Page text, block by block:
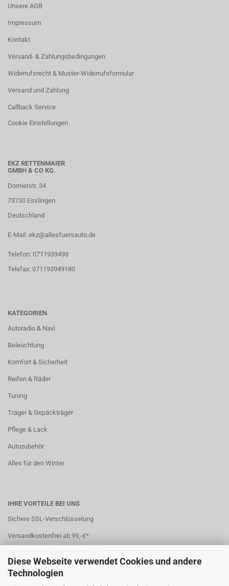
Diese Webseite verwendet Cookies und andere
Technologien
Unsere AGB
Impressum
Kontakt
Versand- & Zahlungsbedingungen
Widerrufsrecht & Muster-Widerrufsformular
Versand und Zahlung
Callback Service
Cookie Einstellungen
EKZ RETTENMAIER
GMBH & CO KG.
Dornierstr. 34
73730 Esslingen
Deutschland
E-Mail: ekz@allesfuersauto.de
Telefon: 0711939493
Telefax: 071193949180
KATEGORIEN
Autoradio & Navi
Beleuchtung
Komfort & Sicherheit
Reifen & Räder
Tuning
Träger & Gepäckträger
Pflege & Lack
Autozubehör
Alles für den Winter
IHRE VORTEILE BEI UNS
Sichere SSL-Verschlüsselung
Versandkostenfrei ab 99,-€*
Sichere und einfache Bezahlung